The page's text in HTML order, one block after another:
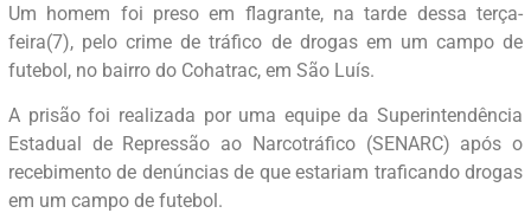
Um homem foi preso em flagrante, na tarde dessa terça-
feira(7), pelo crime de tráfico de drogas em um campo de
futebol, no bairro do Cohatrac, em São Luís.
A prisão foi realizada por uma equipe da Superintendência
Estadual de Repressão ao Narcotráfico (SENARC) após o
recebimento de denúncias de que estariam traficando drogas
em um campo de futebol.